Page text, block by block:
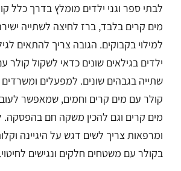
לבתי ספר וגני ילדים מומלץ בדרך כלל
מים קרים בלבד, ברז לחיצה לשתייה
למילוי בקבוקים. הגובה צריך להתאים
ילדים בגילאים שונים כדאי לשקול קולר
שתייה בגבהים שונים. למפעלים
קולר עם מים קרים וחמים, שמאפשר
מים קרים וגם להכין משקה חם בהפסקה.
ומרפאות צריך לשים דגש על היגיינה
בקולר עם משטחים חלקים ונגישים לחיטוי.